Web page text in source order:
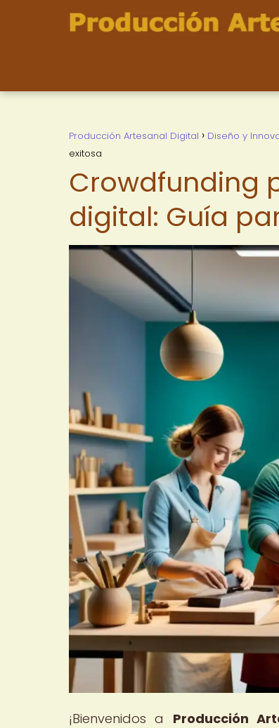
Producción Artesanal Digital Diseño y
exitosa
Crowdfunding
digital: Guía
¡Bienvenidos a Producción